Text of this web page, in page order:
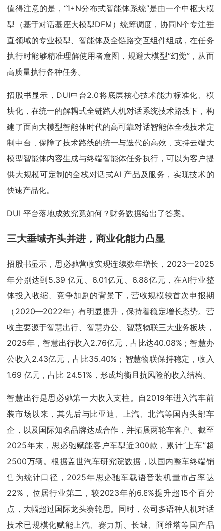
值得注意的是，“1+N分布式智能体系统”是由一个中枢大模
型（基于对话基座大模型DFM）统筹调度，协同N个专注垂
直领域的专业模型、智能体及全链路交互组件组成，在任务
执行时能够精准理解使用者意图，规避大模型“幻觉”，从而
高质量执行各种任务。
招股书显示，DUI中台2.0将底层核心技术能力标准化、模
块化，在统一的解耦式全链路人机对话系统技术路线下，构
建了面向大模型智能体时代的高可靠对话智能体全栈技术定
制中台，保障了技术路线的统一与迭代的高效，支持云端大
模型智能体内容生成与终端智能体任务执行，可以为客户提
供大规模可定制的全栈对话式AI 产品及服务，实现技术的
快速产品化。
DUI 平台落地成效究竟如何？财务数据给出了答案。
三大垂域齐头并进，商业化能力凸显
招股书显示，思必驰营收实现连续数年增长，2023—2025
年分别达到5.39 亿元、6.01亿元、6.88亿元，在AI行业整
体投入收缩、竞争加剧的背景下，营收规模较首次申报期
（2020—2022年）有明显提升，保持着稳定增长态势。营
收主要源于智慧出行、智慧办公、智慧物联三大业务板块，
2025年，智慧出行收入2.76亿元，占比达40.08%；智慧办
公收入2.43亿元，占比35.40%；智慧物联保持稳定，收入
1.69 亿元，占比 24.51%，形成均衡且抗风险的收入结构。
智慧出行是思必驰第一大收入支柱。自2019年进入汽车前
装市场以来，其先后与比亚迪、上汽、北汽等国内头部车
企，以及国际知名品牌达成合作，并拓展两轮车客户。截至
2025年末，思必驰赋能客户车型近300款，累计“上车”超
2500万辆。根据盖世汽车研究院数据，以国内整车终端销
售为统计口径，2025年思必驰车载语音装机量市占率达
22%，位居行业第二，较2023年的6.8%提升超15个百分
点，大幅超过国际龙头赛轮思。同时，公司多语种人机对话
技术已规模化赋能上汽、赛力斯、长城、阿维塔等国产品